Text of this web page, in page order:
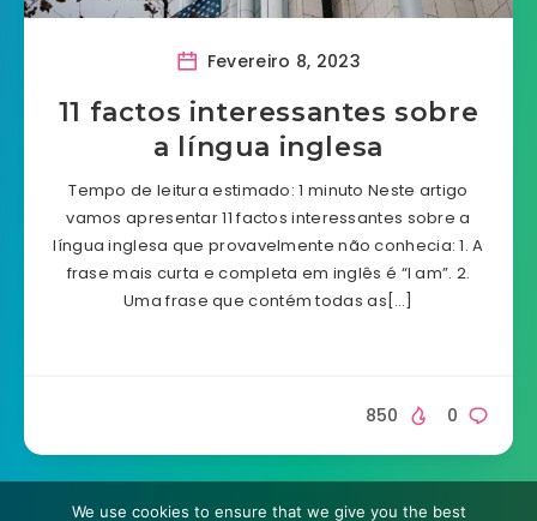
Fevereiro 8, 2023
11 factos interessantes sobre
a língua inglesa
Tempo de leitura estimado: 1 minuto Neste artigo
vamos apresentar 11 factos interessantes sobre a
língua inglesa que provavelmente não conhecia: 1. A
frase mais curta e completa em inglês é “I am”. 2.
Uma frase que contém todas as[…]
0
850
We use cookies to ensure that we give you the best